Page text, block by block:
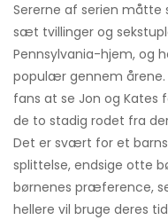
Sererne af serien måtte
sæt tvillinger og
Pennsylvania-hjem, og
populær gennem
fans at se Jon og Kates
de to stadig rodet fra
Det er svært for et
splittelse, endsige otte
børnenes præference,
hellere vil bruge deres